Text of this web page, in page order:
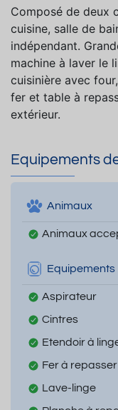
Composé de deux
cuisine, salle de
indépendant.
machine à laver le
cuisinière avec
fer et table à
extérieur.
Equipements
Animaux
Animaux
Equipements
Aspirateur
Cintres
Etendoir à
Fer à repasser
Lave-linge